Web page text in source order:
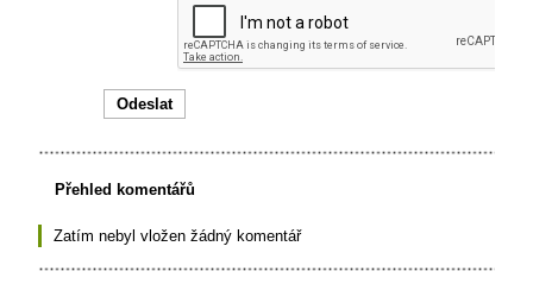
Přehled komentářů
Zatím nebyl vložen žádný komentář